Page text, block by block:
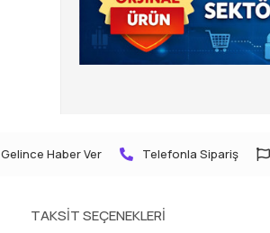
Gelince Haber Ver Telefonla Sipariş
TAKSIT SEÇENEKLERI